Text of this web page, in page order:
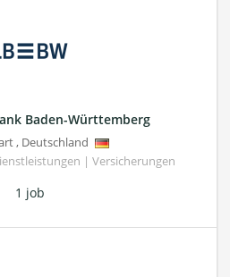
Baden-Württemberg
, Deutschland
| Versicherungen
1 job